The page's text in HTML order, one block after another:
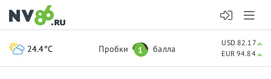
24.4°C Пробки 1 балла
USD 82.17
EUR 94.84